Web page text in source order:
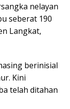
nelayan
seberat 190
Langkat,
berinisial
Kini
telah ditahan